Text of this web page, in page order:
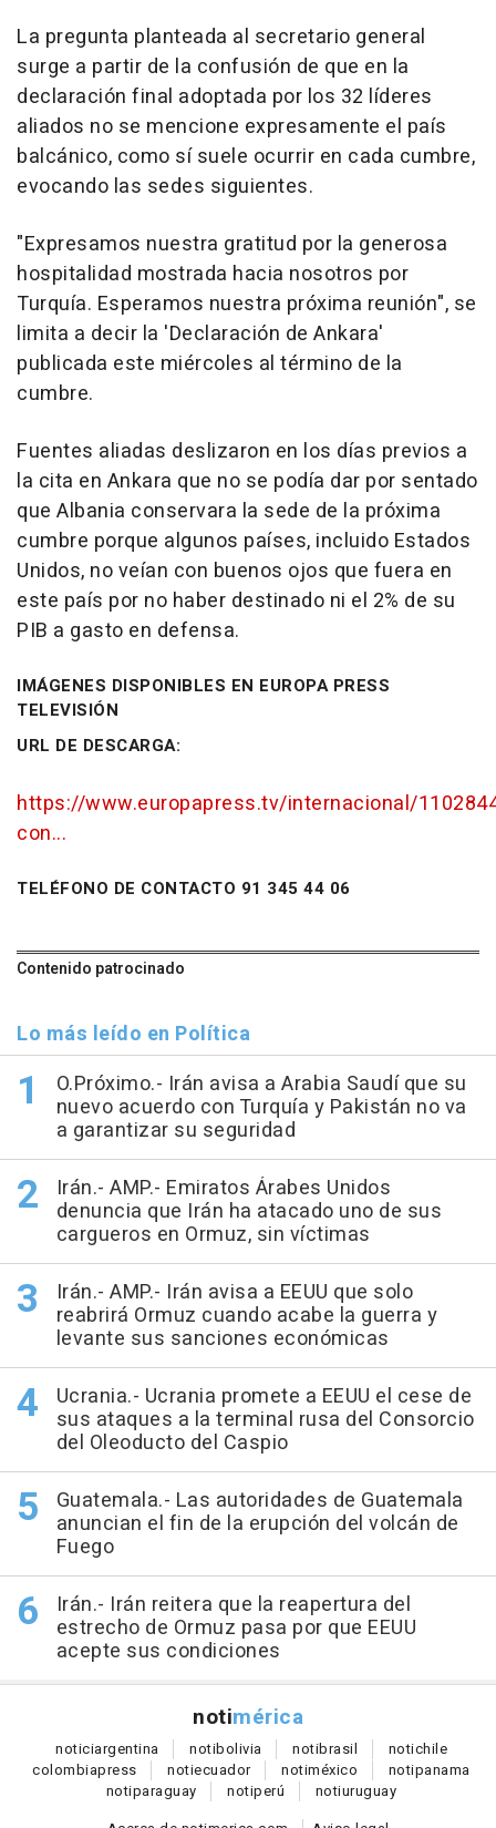
La pregunta planteada al secretario general
surge a partir de la confusión de que en la
declaración final adoptada por los 32 líderes
aliados no se mencione expresamente el país
balcánico, como sí suele ocurrir en cada cumbre,
evocando las sedes siguientes.
"Expresamos nuestra gratitud por la generosa
hospitalidad mostrada hacia nosotros por
Turquía. Esperamos nuestra próxima reunión", se
limita a decir la 'Declaración de Ankara'
publicada este miércoles al término de la
cumbre.
Fuentes aliadas deslizaron en los días previos a
la cita en Ankara que no se podía dar por sentado
que Albania conservara la sede de la próxima
cumbre porque algunos países, incluido Estados
Unidos, no veían con buenos ojos que fuera en
este país por no haber destinado ni el 2% de su
PIB a gasto en defensa.
IMÁGENES DISPONIBLES EN EUROPA PRESS
TELEVISIÓN
URL DE DESCARGA:
https://www.europapress.tv/internacional/
con...
TELÉFONO DE CONTACTO 91 345 44 06
Contenido patrocinado
Lo más leído en Política
O.Próximo.- Irán avisa a Arabia Saudí que su
nuevo acuerdo con Turquía y Pakistán no va
a garantizar su seguridad
Irán.- AMP.- Emiratos Árabes Unidos
denuncia que Irán ha atacado uno de sus
cargueros en Ormuz, sin víctimas
Irán.- AMP.- Irán avisa a EEUU que solo
reabrirá Ormuz cuando acabe la guerra y
levante sus sanciones económicas
Ucrania.- Ucrania promete a EEUU el cese de
sus ataques a la terminal rusa del Consorcio
del Oleoducto del Caspio
Guatemala.- Las autoridades de Guatemala
anuncian el fin de la erupción del volcán de
Fuego
Irán.- Irán reitera que la reapertura del
estrecho de Ormuz pasa por que EEUU
acepte sus condiciones
notimérica
noticiargentina notibolivia notibrasil notichile
colombiapress notiecuador notiméxico notipanama
notiparaguay notiperú notiuruguay